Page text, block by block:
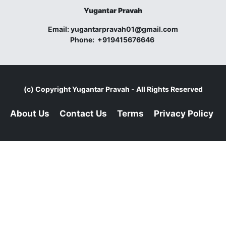
Yugantar Pravah
Email:yugantarpravah01@gmail.com
Phone: +919415676646
(c) CopyrightYugantar Pravah - All Rights Reserved
About Us Contact Us Terms Privacy Policy